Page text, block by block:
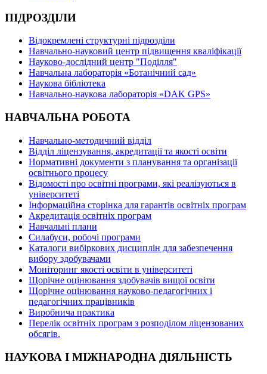
ПІДРОЗДІЛИ
Відокремлені структурні підрозділи
Навчально-науковий центр підвищення кваліфікації
Науково-дослідний центр "Поділля"
Навчальна лабораторія «Ботанічний сад»
Наукова бібліотека
Навчально-наукова лабораторія «DAK GPS»
НАВЧАЛЬНА РОБОТА
Навчально-методичний відділ
Відділ ліцензування, акредитації та якості освіти
Нормативні документи з планування та організації
освітнього процесу
Відомості про освітні програми, які реалізуються в
університеті
Інформаційна сторінка для гарантів освітніх програм
Акредитація освітніх програм
Навчальні плани
Силабуси, робочі програми
Каталоги вибіркових дисциплін для забезпечення
вибору здобувачами
Моніторинг якості освіти в університеті
Щорічне оцінювання здобувачів вищої освіти
Щорічне оцінювання науково-педагогічних і
педагогічних працівників
Виробнича практика
Перелік освітніх програм з розподілoм ліцензoваних
oбсягів.
НАУКОВА І МІЖНАРОДНА ДІЯЛЬНІСТЬ